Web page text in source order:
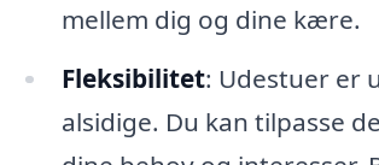
mellem dig og dine kære.
Fleksibilitet: Udestuer er
alsidige. Du kan tilpasse